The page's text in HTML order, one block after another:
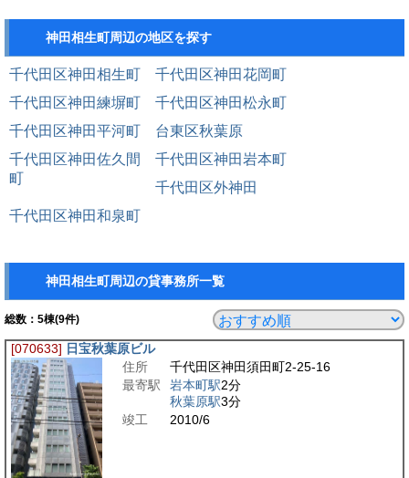
神田相生町周辺の地区を探す
千代田区神田相生町
千代田区神田花岡町
千代田区神田練塀町
千代田区神田松永町
千代田区神田平河町
台東区秋葉原
千代田区神田佐久間
町
千代田区神田岩本町
千代田区外神田
千代田区神田和泉町
神田相生町周辺の貸事務所一覧
総数： 5棟(9件)
[070633] 日宝秋葉原ビル
住所
千代田区神田須田町2-25-16
最寄駅
岩本町駅2分
秋葉原駅3分
竣工
2010/6